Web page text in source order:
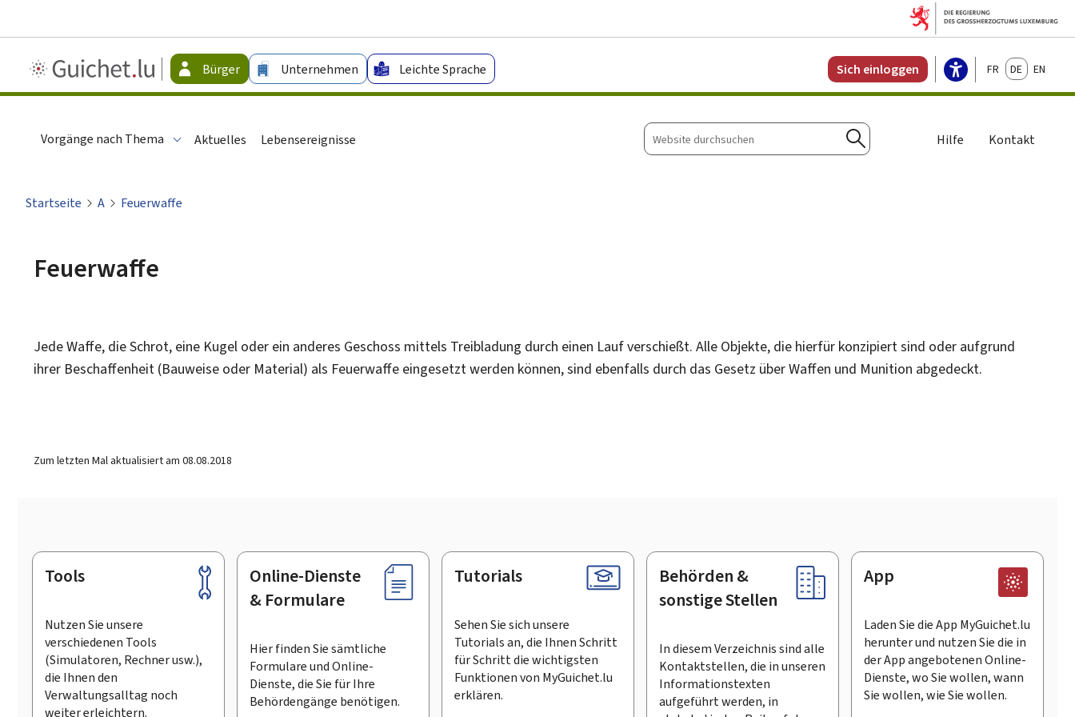
Guichet.lu
-
Bürger Unternehmen Leichte Sprache Sich einloggen FrançaisDeutschEnglish
Vorgänge nach Thema Aktuelles Lebensereignisse
Website
durchsuchen
Suchen
Hilfe Kontakt
Startseite A Feuerwaffe
Feuerwaffe
Jede Waffe, die Schrot, eine Kugel oder ein anderes Geschoss mittels Treibladung durch einen Lauf verschießt. Alle Objekte, die hierfür konzipiert sind oder aufgrund
ihrer Beschaffenheit (Bauweise oder Material) als Feuerwaffe eingesetzt werden können, sind ebenfalls durch das Gesetz über Waffen und Munition abgedeckt.
Zum letzten Mal aktualisiert am 08.08.2018
Footer
Tools
Nutzen Sie unsere
verschiedenen Tools
(Simulatoren, Rechner usw.),
die Ihnen den
Verwaltungsalltag noch
weiter erleichtern.
Online-Dienste
& Formulare
Hier finden Sie sämtliche
Formulare und Online-
Dienste, die Sie für Ihre
Behördengänge benötigen.
Tutorials
Sehen Sie sich unsere
Tutorials an, die Ihnen Schritt
für Schritt die wichtigsten
Funktionen von MyGuichet.lu
erklären.
Behörden &
sonstige Stellen
In diesem Verzeichnis sind alle
Kontaktstellen, die in unseren
Informationstexten
aufgeführt werden, in
App
Laden Sie die App MyGuichet.lu
herunter und nutzen Sie die in
der App angebotenen Online-
Dienste, wo Sie wollen, wann
Sie wollen, wie Sie wollen.